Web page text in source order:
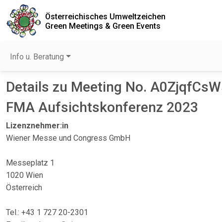
Österreichisches Umweltzeichen
Green Meetings & Green Events
Info u. Beratung
Details zu Meeting No.
FMA Aufsichtskonferenz 2023
Lizenznehmer:in
Wiener Messe und Congress GmbH
Messeplatz 1
1020 Wien
Österreich
Tel.: +43 1 727 20-2301